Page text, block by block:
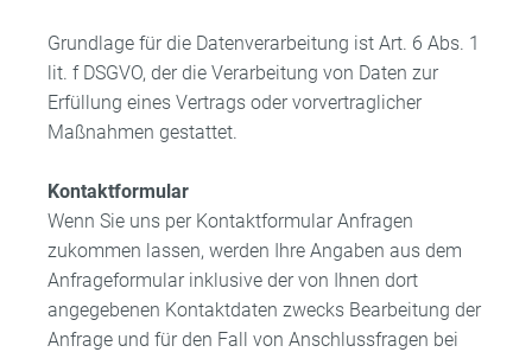
Grundlage für die Datenverarbeitung ist Art. 6 Abs. 1
lit. f DSGVO, der die Verarbeitung von Daten zur
Erfüllung eines Vertrags oder vorvertraglicher
Maßnahmen gestattet.
Kontaktformular
Wenn Sie uns per Kontaktformular Anfragen
zukommen lassen, werden Ihre Angaben aus dem
Anfrageformular inklusive der von Ihnen dort
angegebenen Kontaktdaten zwecks Bearbeitung der
Anfrage und für den Fall von Anschlussfragen bei